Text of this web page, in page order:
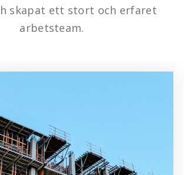
skapat ett stort och erfaret
arbetsteam.